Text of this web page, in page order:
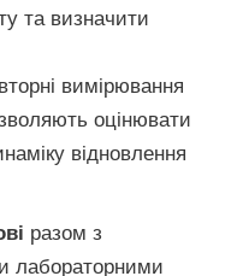
та визначити
вимірювання
оцінювати
відновлення
разом з
лабораторними